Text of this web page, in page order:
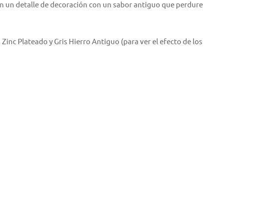
un detalle de decoración con un sabor antiguo que perdure
Plateado y Gris Hierro Antiguo (para ver el efecto de los